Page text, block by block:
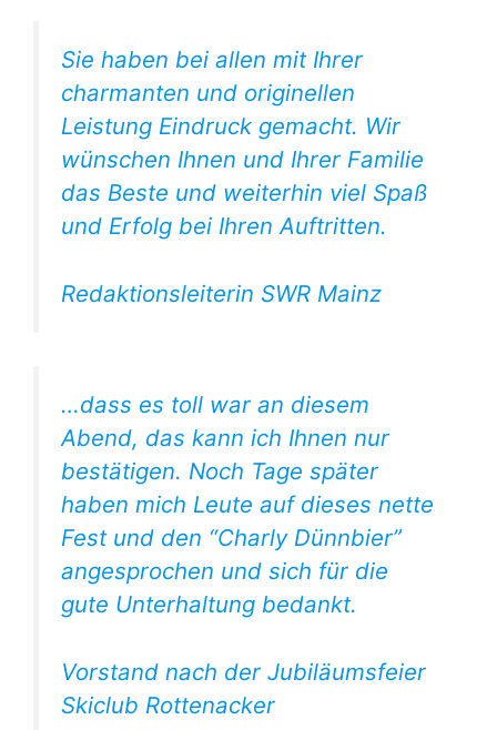
Sie haben bei allen mit Ihrer
charmanten und originellen
Leistung Eindruck gemacht. Wir
wünschen Ihnen und Ihrer Familie
das Beste und weiterhin viel Spaß
und Erfolg bei Ihren Auftritten.
Redaktionsleiterin SWR Mainz
…dass es toll war an diesem
Abend, das kann ich Ihnen nur
bestätigen. Noch Tage später
haben mich Leute auf dieses nette
Fest und den “Charly Dünnbier”
angesprochen und sich für die
gute Unterhaltung bedankt.
Vorstand nach der Jubiläumsfeier
Skiclub Rottenacker